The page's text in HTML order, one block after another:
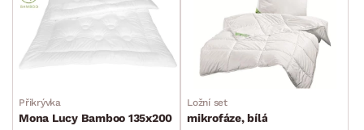
Osvětlení
Ukládání a organizace
Vánoce
Velikonoce
Přikrývka
Mona Lucy Bamboo 135x200
Ložní set
mikrofáze, bílá